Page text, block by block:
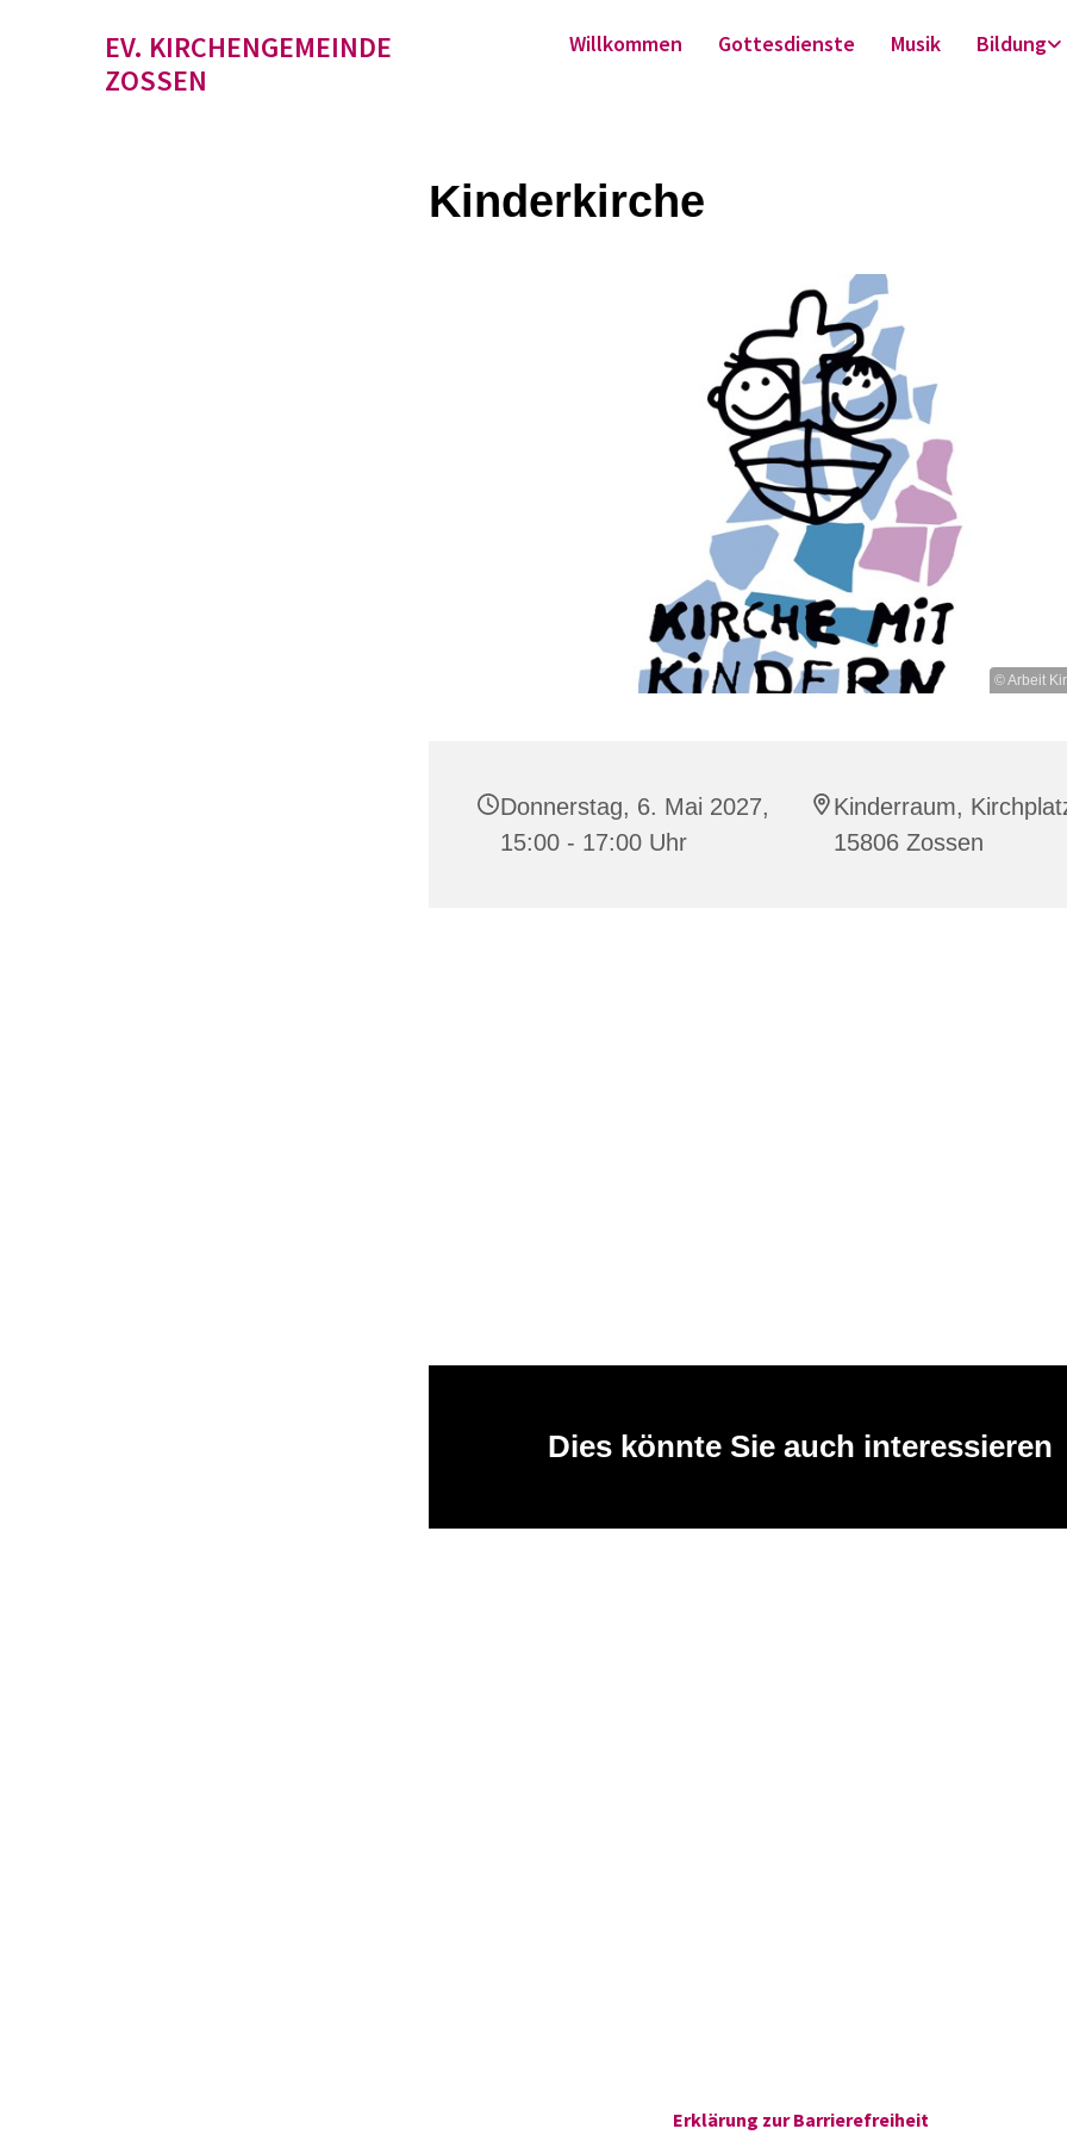
EV. KIRCHENGEMEINDE
ZOSSEN
Willkommen Gottesdienste Musik Bildung
Kinderkirche
© Arbeit
Donnerstag, 6. Mai 2027,
15:00 - 17:00 Uhr
Kinderraum,
15806 Zossen
Dies könnte Sie auch interessieren
Erklärung zur Barrierefreiheit